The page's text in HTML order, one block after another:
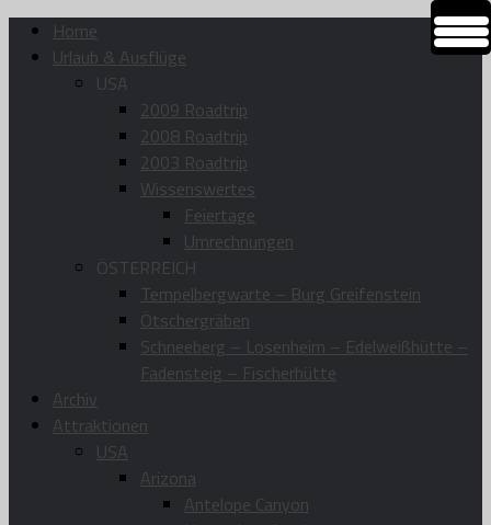
Home
Urlaub & Ausflüge
USA
2009 Roadtrip
2008 Roadtrip
2003 Roadtrip
Wissenswertes
Feiertage
Umrechnungen
ÖSTERREICH
Tempelbergwarte – Burg Greifenstein
Ötschergräben
Schneeberg – Losenheim – Edelweißhütte –
Fadensteig – Fischerhütte
Archiv
Attraktionen
USA
Arizona
Antelope Canyon